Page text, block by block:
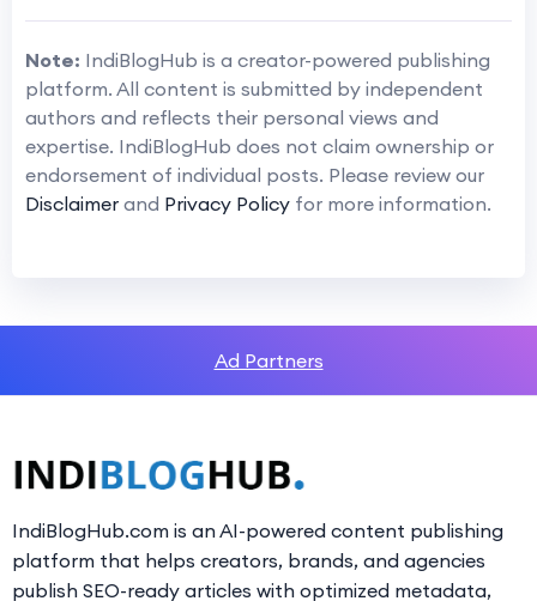
Note: IndiBlogHub is a creator-powered publishing
platform. All content is submitted by independent
authors and reflects their personal views and
expertise. IndiBlogHub does not claim ownership or
endorsement of individual posts. Please review our
Disclaimer and Privacy Policy for more information.
Ad Partners
IndiBlogHub.com is an AI-powered content publishing
platform that helps creators, brands, and agencies
publish SEO-ready articles with optimized metadata,